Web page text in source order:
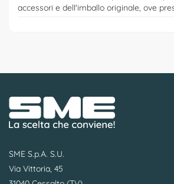
accessori e dell'imballo originale, ove
SME S.p.A. S.U.
Via Vittoria, 45